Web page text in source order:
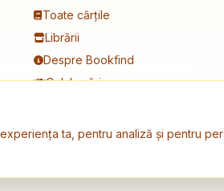
Toate cărțile
Librării
Despre Bookfind
Colaborări
ta, pentru analiză și pentru